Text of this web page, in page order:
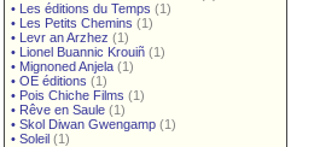
• Les éditions du Temps (1)
• Les Petits Chemins (1)
• Levr an Arzhez (1)
• Lionel Buannic Krouiñ (1)
• Mignoned Anjela (1)
• OE éditions (1)
• Pois Chiche Films (1)
• Rêve en Saule (1)
• Skol Diwan Gwengamp (1)
• Soleil (1)